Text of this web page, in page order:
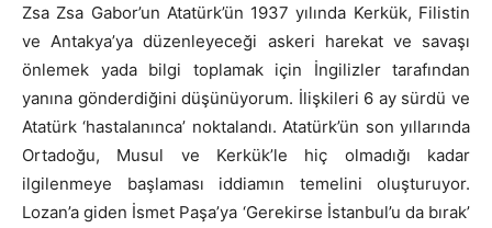
Zsa Zsa Gabor’un Atatürk’ün 1937 yılında Kerkük, Filistin
ve Antakya’ya düzenleyeceği askeri harekat ve savaşı
önlemek yada bilgi toplamak için İngilizler tarafından
yanına gönderdiğini düşünüyorum. İlişkileri 6 ay sürdü ve
Atatürk ‘hastalanınca’ noktalandı. Atatürk’ün son yıllarında
Ortadoğu, Musul ve Kerkük’le hiç olmadığı kadar
ilgilenmeye başlaması iddiamın temelini oluşturuyor.
Lozan’a giden İsmet Paşa’ya ‘Gerekirse İstanbul’u da bırak’